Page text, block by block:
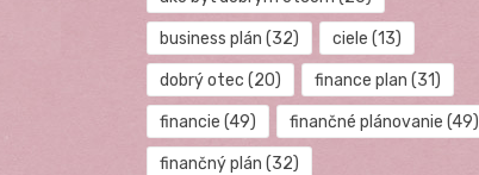
business plán (32) ciele (13)
dobrý otec (20) finance plan (31)
financie (49) finančné plánovanie (49)
finančný plán (32)